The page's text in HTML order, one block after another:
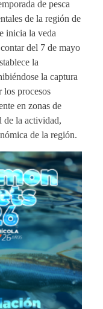
de pesca
de la región de
inicia la veda
del 7 de mayo
la
la captura
los procesos
en zonas de
de la actividad,
de la región.